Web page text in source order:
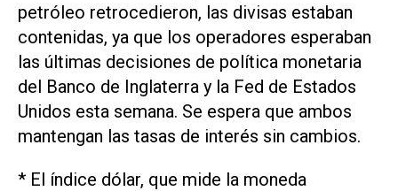
petróleo retrocedieron, las divisas estaban
contenidas, ya que los operadores esperaban
las últimas decisiones de política monetaria
del ‌Banco de Inglaterra y la Fed de Estados
Unidos esta semana. Se espera que ambos
mantengan las tasas de interés sin cambios.
* El índice dólar, que ‌mide la moneda